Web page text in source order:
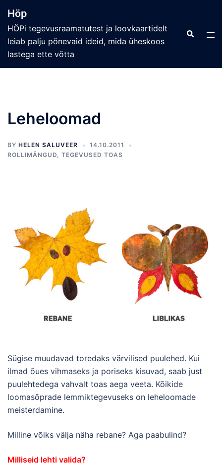
content
Höp
HÖPi tegevusraamatutest ja loovkaartidelt
leiab palju põnevaid ideid, mida üheskoos
lastega ette võtta
Search
Leheloomad
BY HELEN SALUVEER
14.10.2011
ROLLIMÄNGUD, TEGEVUSED TOAS
Sügise muudavad toredaks värvilised puulehed. Kui
ilmad õues vihmaseks ja poriseks kisuvad, saab just
puulehtedega vahvalt toas aega veeta. Kõikide
loomasõprade lemmiktegevuseks on leheloomade
meisterdamine.
Milline võiks välja näha rebane? Aga paabulind?
Milliseid lehti valida?